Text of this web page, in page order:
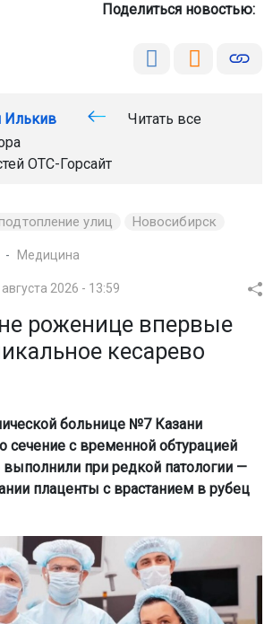
Поделиться новостью:
Илькив
Читать все
ОТС-Горсайт
улиц Новосибирск
Медицина
августа 2026 - 13:59
роженице впервые
кесарево
больнице №7 Казани
сечение с временной обтурацией
при редкой патологии —
плаценты с врастанием в рубец